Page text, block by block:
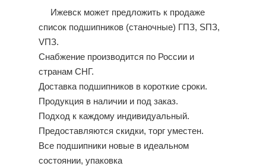
Ижевск может предложить к продаже
список подшипников (станочные) ГПЗ, SПЗ,
VПЗ.
Снабжение производится по России и
странам СНГ.
Доставка подшипников в короткие сроки.
Продукция в наличии и под заказ.
Подход к каждому индивидуальный.
Предоставляются скидки, торг уместен.
Все подшипники новые в идеальном
состоянии, упаковка